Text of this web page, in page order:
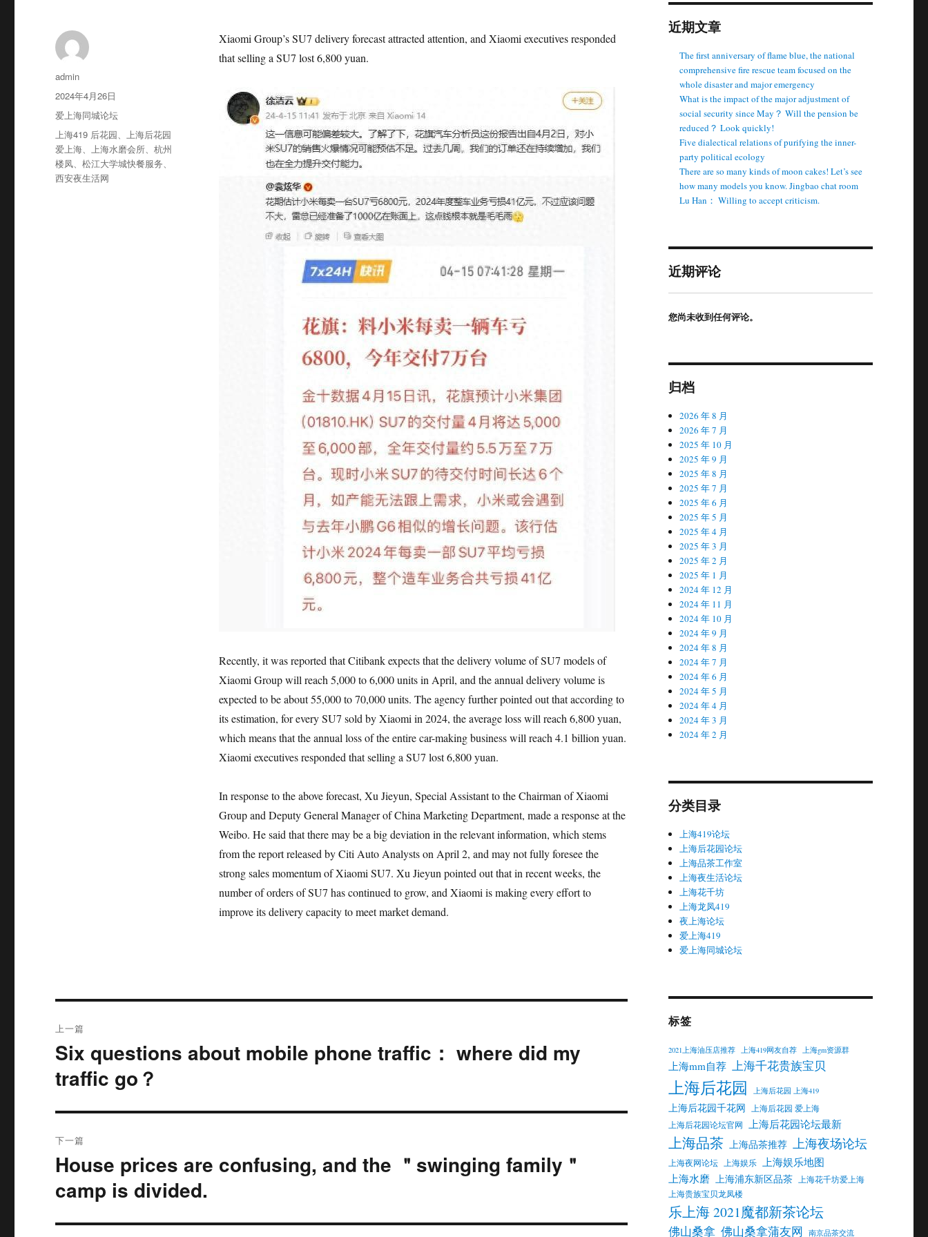
Xiaomi Group’s SU7 delivery forecast attracted attention, and Xiaomi executives responded
that selling a SU7 lost 6,800 yuan.
Recently, it was reported that Citibank expects that the delivery volume of SU7 models of
Xiaomi Group will reach 5,000 to 6,000 units in April, and the annual delivery volume is
expected to be about 55,000 to 70,000 units. The agency further pointed out that according to
its estimation, for every SU7 sold by Xiaomi in 2024, the average loss will reach 6,800 yuan,
which means that the annual loss of the entire car-making business will reach 4.1 billion yuan.
Xiaomi executives responded that selling a SU7 lost 6,800 yuan.
In response to the above forecast, Xu Jieyun, Special Assistant to the Chairman of Xiaomi
Group and Deputy General Manager of China Marketing Department, made a response at the
Weibo. He said that there may be a big deviation in the relevant information, which stems
from the report released by Citi Auto Analysts on April 2, and may not fully foresee the
strong sales momentum of Xiaomi SU7. Xu Jieyun pointed out that in recent weeks, the
number of orders of SU7 has continued to grow, and Xiaomi is making every effort to
improve its delivery capacity to meet market demand.
作
者
admin
发
布
于
2024年4月26日
分
类
爱上海同城论坛
标
签
上海419 后花园、上海后花园
爱上海、上海水磨会所、杭州
楼凤、松江大学城快餐服务、
西安夜生活网
章
导
上一篇
上
文
章：
Six questions about mobile phone traffic： where did my
traffic go？
下一篇
下
文
章：
House prices are confusing, and the ＂swinging family＂
camp is divided.
近期文章
The first anniversary of flame blue, the national
comprehensive fire rescue team focused on the
whole disaster and major emergency
What is the impact of the major adjustment of
social security since May？ Will the pension be
reduced？ Look quickly!
Five dialectical relations of purifying the inner-
party political ecology
There are so many kinds of moon cakes! Let’s see
how many models you know. Jingbao chat room
Lu Han： Willing to accept criticism.
近期评论
您尚未收到任何评论。
归档
2026 年 8 月
2026 年 7 月
2025 年 10 月
2025 年 9 月
2025 年 8 月
2025 年 7 月
2025 年 6 月
2025 年 5 月
2025 年 4 月
2025 年 3 月
2025 年 2 月
2025 年 1 月
2024 年 12 月
2024 年 11 月
2024 年 10 月
2024 年 9 月
2024 年 8 月
2024 年 7 月
2024 年 6 月
2024 年 5 月
2024 年 4 月
2024 年 3 月
2024 年 2 月
分类目录
上海419论坛
上海后花园论坛
上海品茶工作室
上海夜生活论坛
上海花千坊
上海龙凤419
夜上海论坛
爱上海419
爱上海同城论坛
标签
2021上海油压店推荐 上海419网友自荐 上海gm资源群
上海mm自荐 上海千花贵族宝贝
上海后花园 上海后花园 上海419
上海后花园千花网
上海后花园 爱上海
上海后花园论坛官网
上海后花园论坛最新
上海品茶 上海品茶推荐 上海夜场论坛
上海夜网论坛 上海娱乐
上海娱乐地图
上海水磨 上海浦东新区品茶
上海花千坊爱上海
上海贵族宝贝龙凤楼
乐上海 2021魔都新茶论坛
佛山桑拿 佛山桑拿蒲友网 南京品茶交流